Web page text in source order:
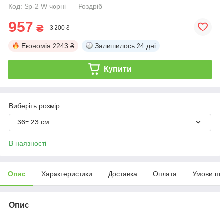
Код: Sp-2 W чорні
Роздріб
957 ₴ 3 200 ₴
Економія 2243 ₴ Залишилось 24 дні
Купити
Виберіть розмір
36= 23 см
В наявності
Опис Характеристики Доставка Оплата Умови
Опис